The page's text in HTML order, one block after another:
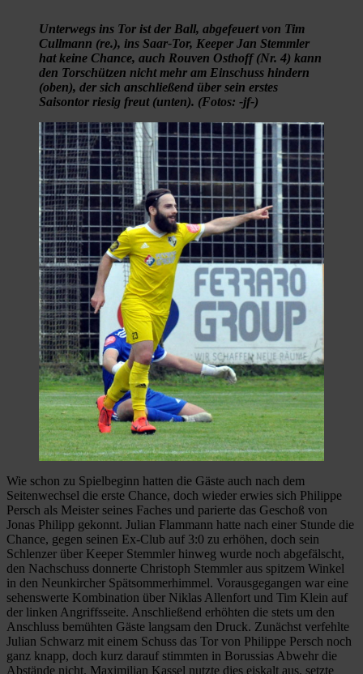
Unterwegs ins Tor ist der Ball, abgefeuert von Tim
Cullmann (re.), ins Saar-Tor, Keeper Jan Stemmler
hat keine Chance, auch Rouven Osthoff (Nr. 4) kann
den Torschützen nicht mehr am Einschuss hindern
(oben), der sich anschließend über sein erstes
Saisontor riesig freut (unten). (Fotos: -jf-)
Wie schon zu Spielbeginn hatten die Gäste auch nach dem
Seitenwechsel die erste Chance, doch wieder erwies sich Philippe
Persch als Meister seines Faches und parierte das Geschoß von
Jonas Philipp gekonnt. Julian Flammann hatte nach einer Stunde die
Chance, gegen seinen Ex-Club auf 3:0 zu erhöhen, doch sein
Schlenzer über Keeper Stemmler hinweg wurde noch abgefälscht,
den Nachschuss donnerte Christoph Stemmler aus spitzem Winkel
in den Neunkircher Spätsommerhimmel. Vorausgegangen war eine
sehenswerte Kombination über Niklas Allenfort und Tim Klein auf
der linken Angriffsseite. Anschließend erhöhten die stets um den
Anschluss bemühten Gäste langsam den Druck. Zunächst verfehlte
Julian Schwarz mit einem Schuss das Tor von Philippe Persch noch
ganz knapp, doch kurz darauf stimmten in Borussias Abwehr die
Abstände nicht. Maximilian Kassel nutzte dies eiskalt aus, setzte